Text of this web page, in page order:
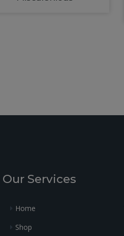
Our Services
Home
Shop